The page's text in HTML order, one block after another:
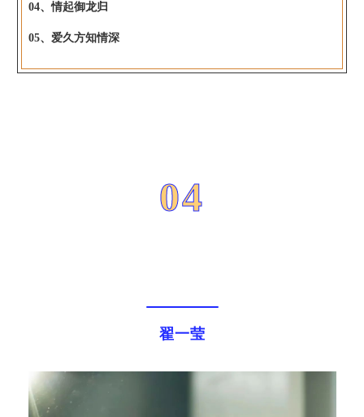
04、情起御龙归
05、爱久方知情深
04
翟一莹